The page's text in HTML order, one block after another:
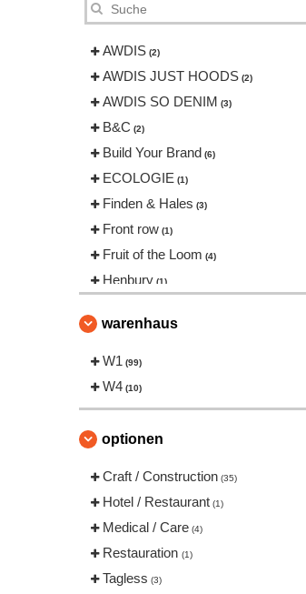
AWDIS (2)
AWDIS JUST HOODS (2)
AWDIS SO DENIM (3)
B&C (2)
Build Your Brand (6)
ECOLOGIE (1)
Finden & Hales (3)
Front row (1)
Fruit of the Loom (4)
Henbury (1)
JHK
Jack&Jones
Just Cool
Mantis (1)
NEW MORNING STUDIOS
Pen Duick
RICA LEWIS
Regatta
Result
Roly Workwear
warenhaus
W1 (99)
W4 (10)
optionen
Craft / Construction (35)
Hotel / Restaurant (1)
Medical / Care (4)
Restauration (1)
Tagless (3)